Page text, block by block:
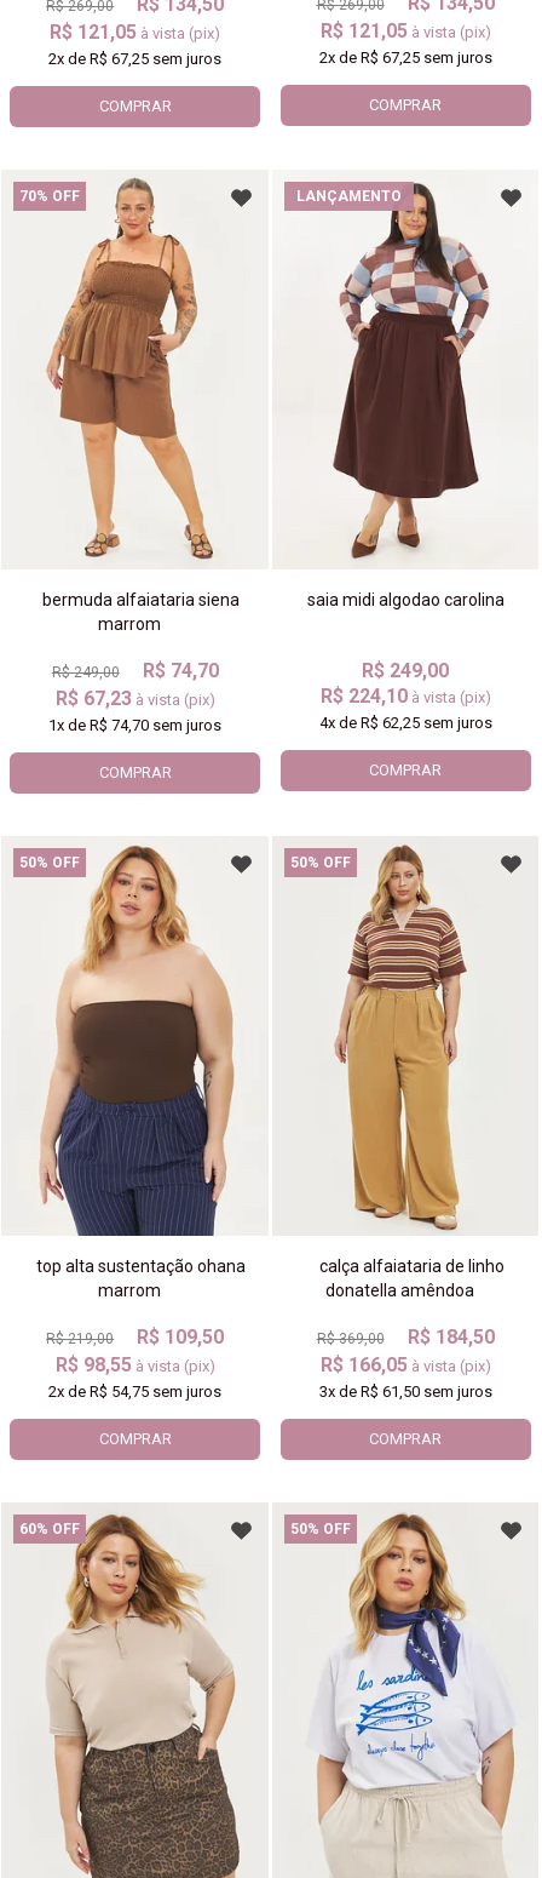
R$ 269,00
R$ 121,05 à vista (pix)
2x deR$ 67,25 sem juros
COMPRAR
R$ 269,00
R$ 121,05 à vista (pix)
2xde R$ 67,25sem juros
COMPRAR
70% OFF
bermuda alfaiataria siena
marrom
R$ 249,00
R$ 74,70
R$ 67,23 à vista (pix)
1x deR$ 74,70 sem juros
COMPRAR
LANÇAMENTO
saia midi algodao carolina
R$ 249,00
R$ 224,10 à vista (pix)
4xde R$ 62,25sem juros
COMPRAR
50% OFF
top alta sustentação ohana
marrom
R$ 219,00
R$ 109,50
R$ 98,55 à vista (pix)
2x deR$ 54,75 sem juros
COMPRAR
50% OFF
calça alfaiataria de linho
donatella amêndoa
R$ 369,00
R$ 184,50
R$ 166,05 à vista (pix)
3xde R$ 61,50sem juros
COMPRAR
60% OFF 50% OFF